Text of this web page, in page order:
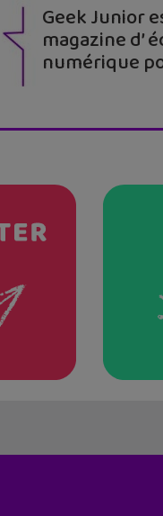
Geek Junior
magazine d’
numérique